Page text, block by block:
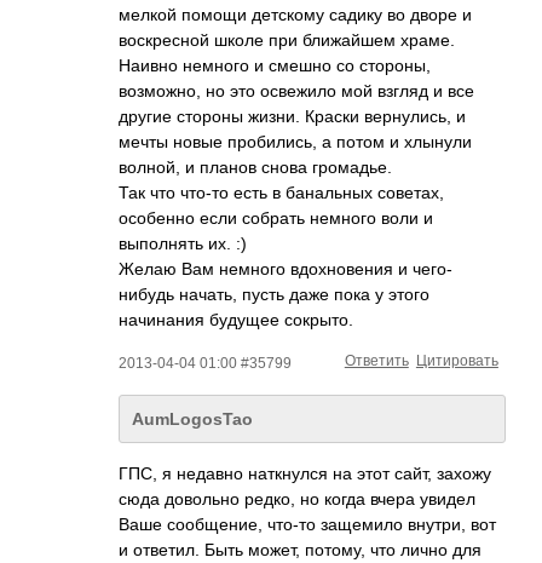
мелкой помощи детскому садику во дворе и
воскресной школе при ближайшем храме.
Наивно немного и смешно со стороны,
возможно, но это освежило мой взгляд и все
другие стороны жизни. Краски вернулись, и
мечты новые пробились, а потом и хлынули
волной, и планов снова громадье.
Так что что-то есть в банальных советах,
особенно если собрать немного воли и
выполнять их. :)
Желаю Вам немного вдохновения и чего-
нибудь начать, пусть даже пока у этого
начинания будущее сокрыто.
2013-04-04 01:00 #35799 Цитировать
Ответить
AumLogosTao
ГПС, я недавно наткнулся на этот сайт, захожу
сюда довольно редко, но когда вчера увидел
Ваше сообщение, что-то защемило внутри, вот
и ответил. Быть может, потому, что лично для